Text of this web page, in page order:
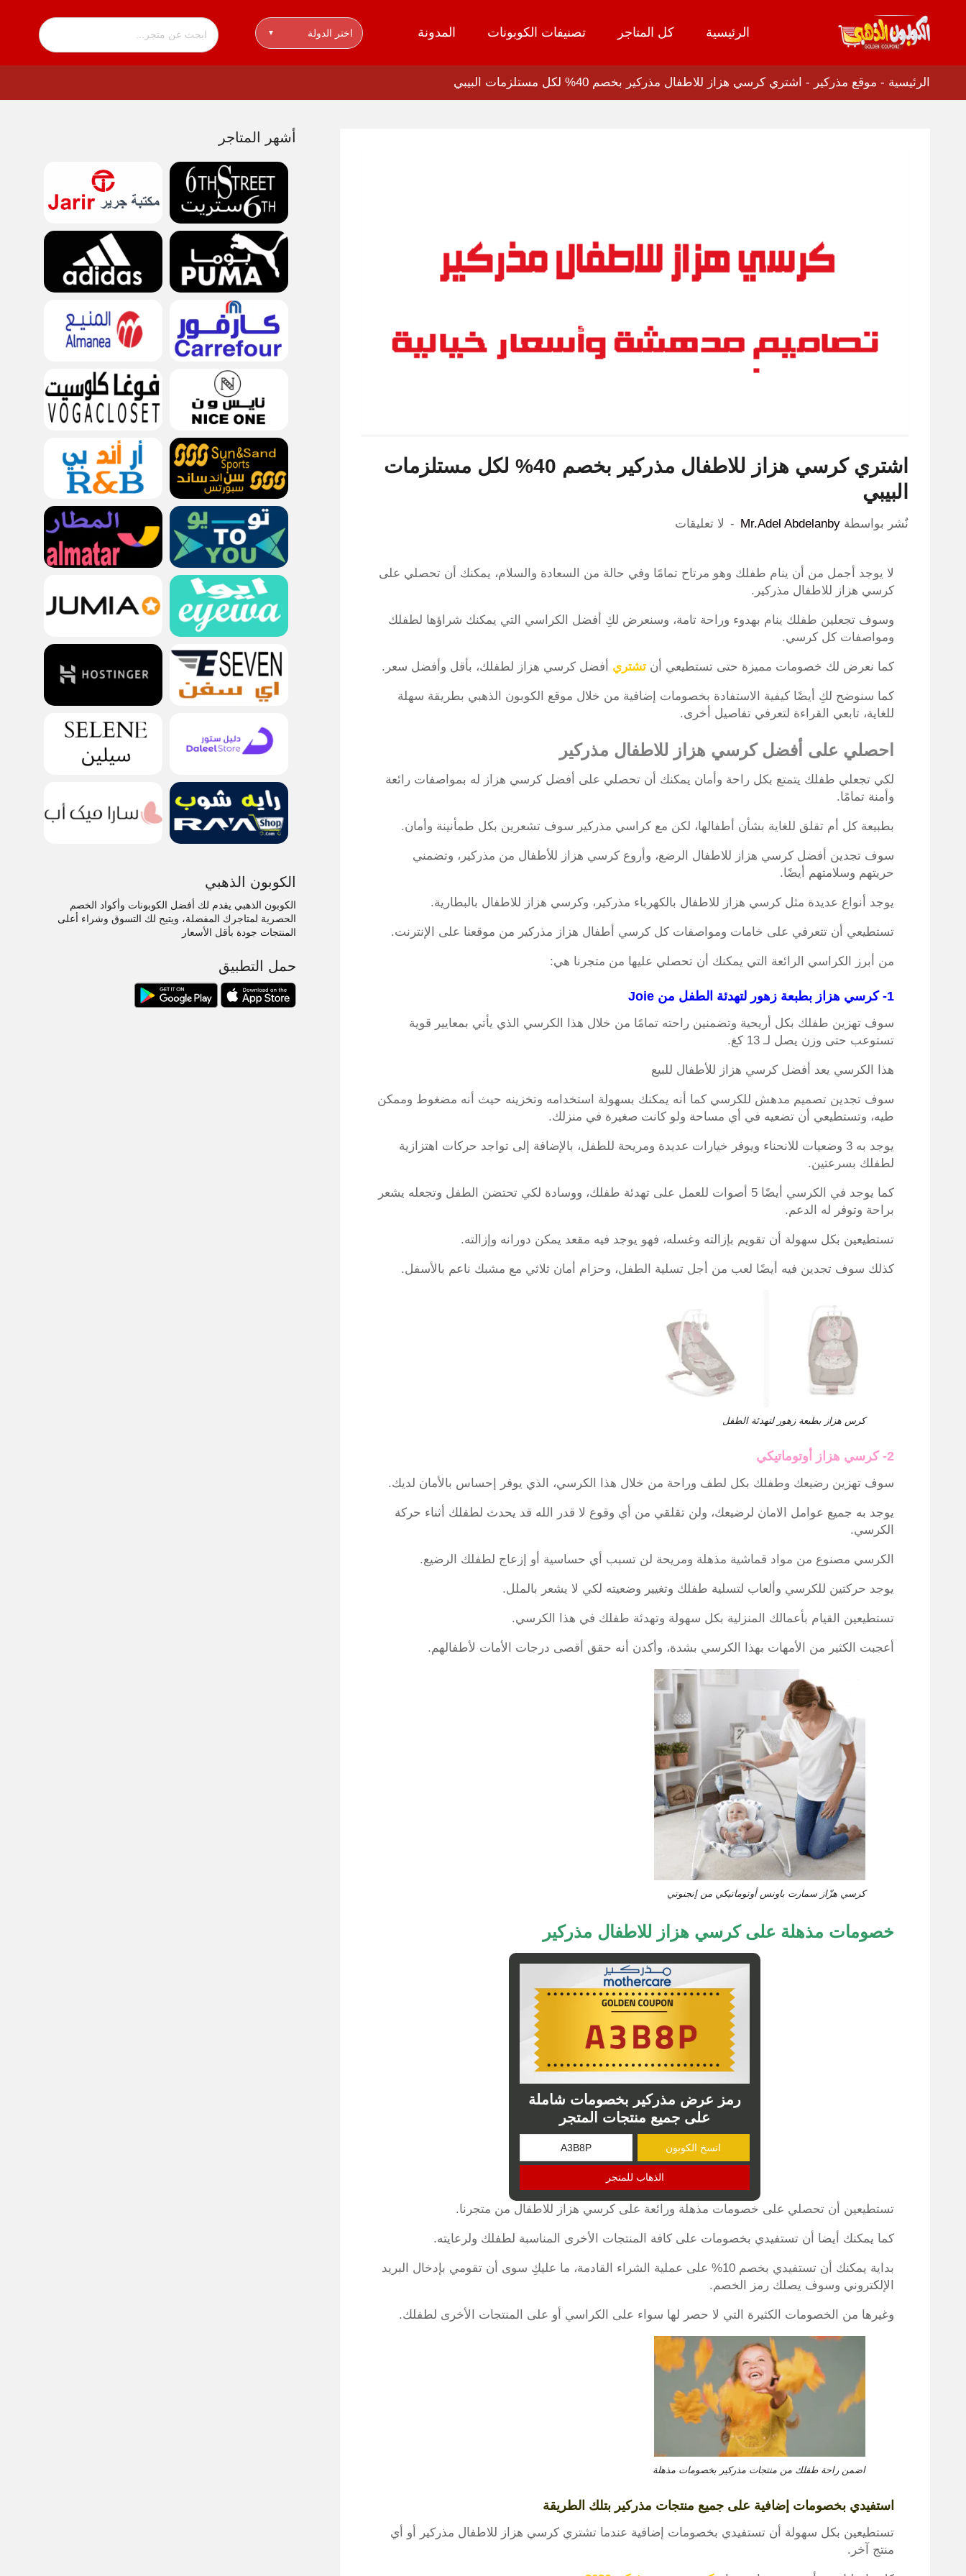
تخطي
المحتوى
الرئيسية كل المتاجر تصنيفات الكوبونات المدونة اختر الدولة ▾
الرئيسية - موقع مذركير - اشتري كرسي هزاز للاطفال مذركير بخصم 40% لكل مستلزمات البيبي
اشتري كرسي هزاز للاطفال مذركير بخصم 40% لكل مستلزمات
البيبي
نٌشر بواسطة Mr.Adel Abdelanby لا تعليقات
لا يوجد أجمل من أن ينام طفلك وهو مرتاح تمامًا وفي حالة من السعادة والسلام، يمكنك أن تحصلي على
كرسي هزاز للاطفال مذركير.
وسوف تجعلين طفلك ينام بهدوء وراحة تامة، وسنعرض لكِ أفضل الكراسي التي يمكنك شراؤها لطفلك
ومواصفات كل كرسي.
كما نعرض لك خصومات مميزة حتى تستطيعي أن تشتري أفضل كرسي هزاز لطفلك، بأقل وأفضل سعر.
كما سنوضح لكِ أيضًا كيفية الاستفادة بخصومات إضافية من خلال موقع الكوبون الذهبي بطريقة سهلة
للغاية، تابعي القراءة لتعرفي تفاصيل أخرى.
احصلي على أفضل كرسي هزاز للاطفال مذركير
لكي تجعلي طفلك يتمتع بكل راحة وأمان يمكنك أن تحصلي على أفضل كرسي هزاز له بمواصفات رائعة
وأمنة تمامًا.
بطبيعة كل أم تقلق للغاية بشأن أطفالها، لكن مع كراسي مذركير سوف تشعرين بكل طمأنينة وأمان.
سوف تجدين أفضل كرسي هزاز للاطفال الرضع، وأروع كرسي هزاز للأطفال من مذركير، وتضمني
حريتهم وسلامتهم أيضًا.
يوجد أنواع عديدة مثل كرسي هزاز للاطفال بالكهرباء مذركير، وكرسي هزاز للاطفال بالبطارية.
تستطيعي أن تتعرفي على خامات ومواصفات كل كرسي أطفال هزاز مذركير من موقعنا على الإنترنت.
من أبرز الكراسي الرائعة التي يمكنك أن تحصلي عليها من متجرنا هي:
1- كرسي هزاز بطبعة زهور لتهدئة الطفل من Joie
سوف تهزين طفلك بكل أريحية وتضمنين راحته تمامًا من خلال هذا الكرسي الذي يأتي بمعايير قوية
تستوعب حتى وزن يصل لـ 13 كغ.
هذا الكرسي يعد أفضل كرسي هزاز للأطفال للبيع
سوف تجدين تصميم مدهش للكرسي كما أنه يمكنك بسهولة استخدامه وتخزينه حيث أنه مضغوط وممكن
طيه، وتستطيعي أن تضعيه في أي مساحة ولو كانت صغيرة في منزلك.
يوجد به 3 وضعيات للانحناء ويوفر خيارات عديدة ومريحة للطفل، بالإضافة إلى تواجد حركات اهتزازية
لطفلك بسرعتين.
كما يوجد في الكرسي أيضًا 5 أصوات للعمل على تهدئة طفلك، ووسادة لكي تحتضن الطفل وتجعله يشعر
براحة وتوفر له الدعم.
تستطيعين بكل سهولة أن تقويم بإزالته وغسله، فهو يوجد فيه مقعد يمكن دورانه وإزالته.
كذلك سوف تجدين فيه أيضًا لعب من أجل تسلية الطفل، وحزام أمان ثلاثي مع مشبك ناعم بالأسفل.
كرس هزاز بطبعة زهور لتهدئة الطفل
2- كرسي هزاز أوتوماتيكي
سوف تهزين رضيعك وطفلك بكل لطف وراحة من خلال هذا الكرسي، الذي يوفر إحساس بالأمان لديك.
يوجد به جميع عوامل الامان لرضيعك، ولن تقلقي من أي وقوع لا قدر الله قد يحدث لطفلك أثناء حركة
الكرسي.
الكرسي مصنوع من مواد قماشية مذهلة ومريحة لن تسبب أي حساسية أو إزعاج لطفلك الرضيع.
يوجد حركتين للكرسي وألعاب لتسلية طفلك وتغيير وضعيته لكي لا يشعر بالملل.
تستطيعين القيام بأعمالك المنزلية بكل سهولة وتهدئة طفلك في هذا الكرسي.
أعجبت الكثير من الأمهات بهذا الكرسي بشدة، وأكدن أنه حقق أقصى درجات الأمات لأطفالهم.
كرسي هزّاز سمارت باونس أوتوماتيكي من إنجنوتي
خصومات مذهلة على كرسي هزاز للاطفال مذركير
رمز عرض مذركير بخصومات شاملة
على جميع منتجات المتجر
انسخ الكوبون
الذهاب للمتجر
تستطيعين أن تحصلي على خصومات مذهلة ورائعة على كرسي هزاز للاطفال من متجرنا.
كما يمكنك أيضا أن تستفيدي بخصومات على كافة المنتجات الأخرى المناسبة لطفلك ولرعايته.
بداية يمكنك أن تستفيدي بخصم 10% على عملية الشراء القادمة، ما عليكِ سوى أن تقومي بإدخال البريد
الإلكتروني وسوف يصلك رمز الخصم.
وغيرها من الخصومات الكثيرة التي لا حصر لها سواء على الكراسي أو على المنتجات الأخرى لطفلك.
اضمن راحة طفلك من منتجات مذركير بخصومات مذهلة
استفيدي بخصومات إضافية على جميع منتجات مذركير بتلك الطريقة
تستطيعين بكل سهولة أن تستفيدي بخصومات إضافية عندما تشتري كرسي هزاز للاطفال مذركير أو أي
منتج آخر.
أشهر المتاجر
الكوبون الذهبي
الكوبون الذهبي يقدم لك أفضل الكوبونات وأكواد الخصم
الحصرية لمتاجرك المفضلة، ويتيح لك التسوق وشراء أعلى
المنتجات جودة بأقل الأسعار
حمل التطبيق